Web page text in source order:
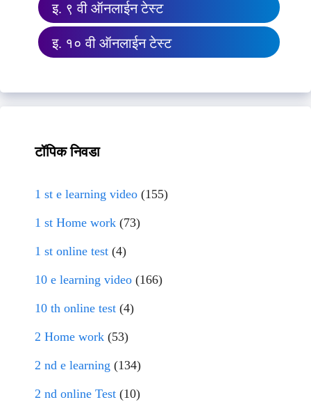
इ. ९ वी ऑनलाईन टेस्ट
इ. १० वी ऑनलाईन टेस्ट
टॉपिक निवडा
1 st e learning video (155)
1 st Home work (73)
1 st online test (4)
10 e learning video (166)
10 th online test (4)
2 Home work (53)
2 nd e learning (134)
2 nd online Test (10)